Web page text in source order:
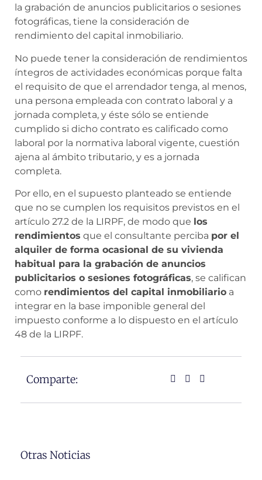
la grabación de anuncios publicitarios o sesiones
fotográficas, tiene la consideración de
rendimiento del capital inmobiliario.
No puede tener la consideración de rendimientos
íntegros de actividades económicas porque falta
el requisito de que el arrendador tenga, al menos,
una persona empleada con contrato laboral y a
jornada completa, y éste sólo se entiende
cumplido si dicho contrato es calificado como
laboral por la normativa laboral vigente, cuestión
ajena al ámbito tributario, y es a jornada
completa.
Por ello, en el supuesto planteado se entiende
que no se cumplen los requisitos previstos en el
artículo 27.2 de la LIRPF, de modo que los
rendimientos que el consultante perciba por el
alquiler de forma ocasional de su vivienda
habitual para la grabación de anuncios
publicitarios o sesiones fotográficas, se califican
como rendimientos del capital inmobiliario a
integrar en la base imponible general del
impuesto conforme a lo dispuesto en el artículo
48 de la LIRPF.
Comparte:
Otras Noticias